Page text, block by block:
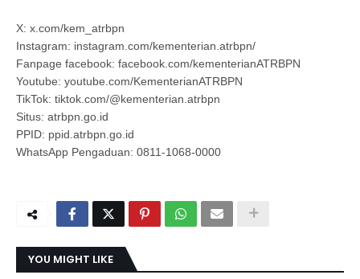
X: x.com/kem_atrbpn
Instagram: instagram.com/kementerian.atrbpn/
Fanpage facebook: facebook.com/kementerianATRBPN
Youtube: youtube.com/KementerianATRBPN
TikTok: tiktok.com/@kementerian.atrbpn
Situs: atrbpn.go.id
PPID: ppid.atrbpn.go.id
WhatsApp Pengaduan: 0811-1068-0000
YOU MIGHT LIKE